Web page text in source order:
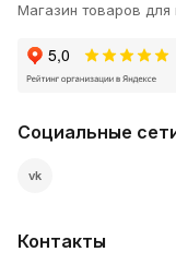
Магазин товаров для
Социальные
vk
Контакты